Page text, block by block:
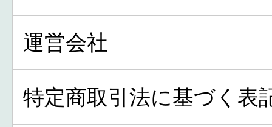
運営会社
特定商取引法に基づく表